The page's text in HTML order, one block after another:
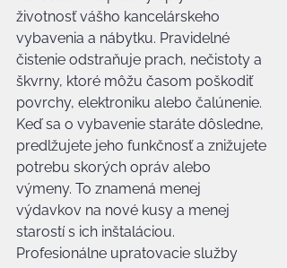
životnosť vášho kancelárskeho
vybavenia a nábytku. Pravidelné
čistenie odstraňuje prach, nečistoty a
škvrny, ktoré môžu časom poškodiť
povrchy, elektroniku alebo čalúnenie.
Keď sa o vybavenie staráte dôsledne,
predlžujete jeho funkčnosť a znižujete
potrebu skorých opráv alebo
výmeny. To znamená menej
výdavkov na nové kusy a menej
starostí s ich inštaláciou.
Profesionálne upratovacie služby